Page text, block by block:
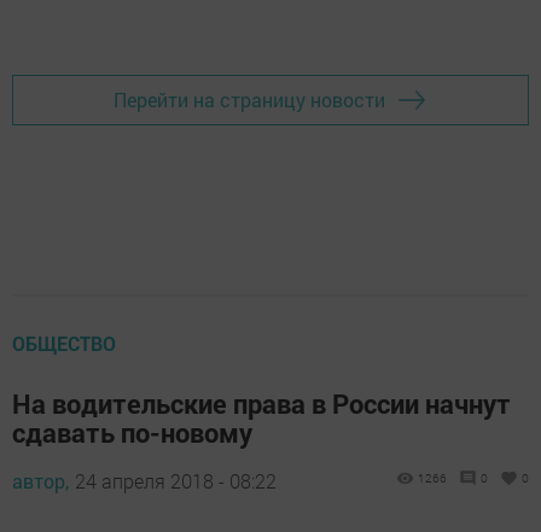
Перейти на страницу новости
ОБЩЕСТВО
На водительские права в России начнут
сдавать по-новому
автор, 24 апреля 2018 - 08:22 1266 0 0